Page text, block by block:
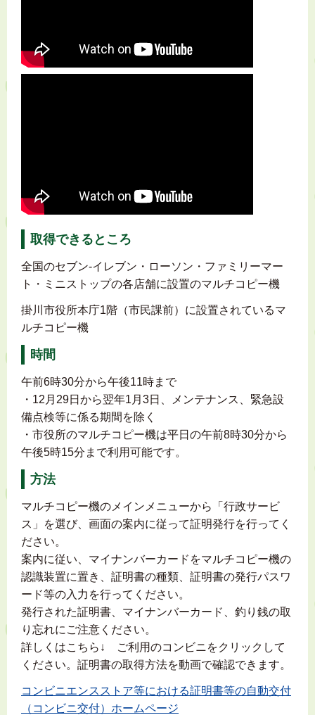
取得できるところ
全国のセブン-イレブン・ローソン・ファミリーマー
ト・ミニストップの各店舗に設置のマルチコピー機
掛川市役所本庁1階（市民課前）に設置されているマ
ルチコピー機
時間
午前6時30分から午後11時まで
・12月29日から翌年1月3日、メンテナンス、緊急設
備点検等に係る期間を除く
・市役所のマルチコピー機は平日の午前8時30分から
午後5時15分まで利用可能です。
方法
マルチコピー機のメインメニューから「行政サービ
ス」を選び、画面の案内に従って証明発行を行ってく
ださい。
案内に従い、マイナンバーカードをマルチコピー機の
認識装置に置き、証明書の種類、証明書の発行パスワ
ード等の入力を行ってください。
発行された証明書、マイナンバーカード、釣り銭の取
り忘れにご注意ください。
詳しくはこちら↓ ご利用のコンビニをクリックして
ください。証明書の取得方法を動画で確認できます。
コンビニエンスストア等における証明書等の自動交付
（コンビニ交付）ホームページ